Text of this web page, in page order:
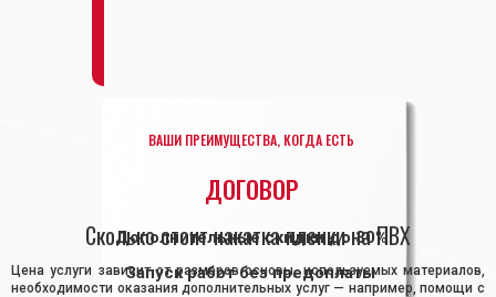
ВАШИ ПРЕИМУЩЕСТВА, КОГДА ЕСТЬ
ДОГОВОР
Дополнительные скидки до 30%
Запуск работ без предоплаты
Сколько стоит накатка пленки на ПВХ
Цена услуги зависит от размеров основы, используемых материалов,
необходимости оказания дополнительных услуг — например, помощи с